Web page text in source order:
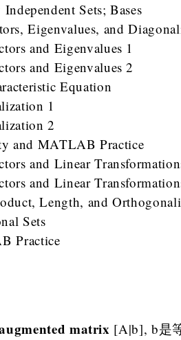
Sets; Bases
Eigenvalues, and
and Eigenvalues 1
and Eigenvalues 2
Equation
1
2
and MATLAB Practice
and Linear
and Linear
Length, and
Sets
Practice
matrix [A|b], b是